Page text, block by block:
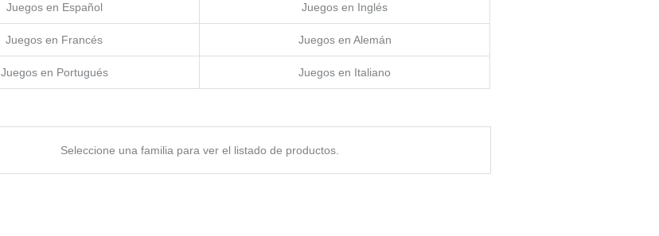
Juegos en Español Juegos en Inglés
Juegos en Francés Juegos en Alemán
Juegos en Portugués Juegos en Italiano
Seleccione una familia para ver el listado de productos.